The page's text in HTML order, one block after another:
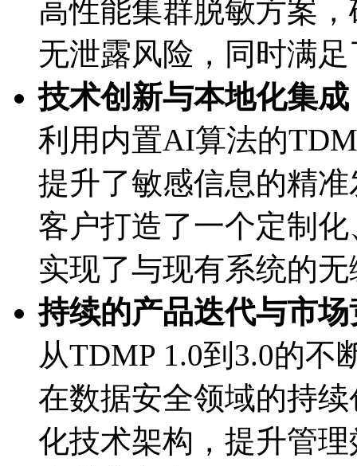
高性能集群脱敏方案
无泄露风险，同时满
技术创新与本地化集成
利用内置AI算法的
提升了敏感信息的精
客户打造了一个定制
实现了与现有系统的
持续的产品迭代与市
从TDMP 1.0到3.0的不
在数据安全领域的持
化技术架构，提升管